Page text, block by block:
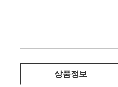
상품정보